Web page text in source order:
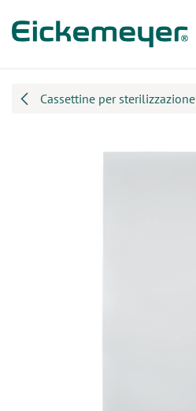
Cassettine per sterilizzazione